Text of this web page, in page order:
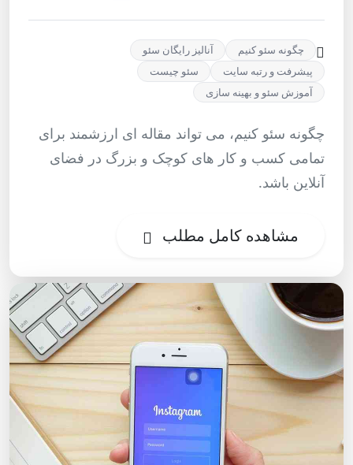
چگونه سئو کنیم
آنالیز رایگان سئو
پیشرفت و رتبه سایت
سئو چیست
آموزش سئو و بهینه سازی
چگونه سئو کنیم، می تواند مقاله ای ارزشمند برای
تمامی کسب و کار های کوچک و بزرگ در فضای
آنلاین باشد.
مشاهده کامل مطلب